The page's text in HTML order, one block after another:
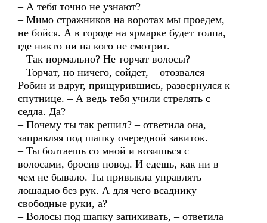
– А тебя точно не узнают?
– Мимо стражников на воротах мы проедем,
не бойся. А в городе на ярмарке будет толпа,
где никто ни на кого не смотрит.
– Так нормально? Не торчат волосы?
– Торчат, но ничего, сойдет, – отозвался
Робин и вдруг, прищурившись, развернулся к
спутнице. – А ведь тебя учили стрелять с
седла. Да?
– Почему ты так решил? – ответила она,
заправляя под шапку очередной завиток.
– Ты болтаешь со мной и возишься с
волосами, бросив повод. И едешь, как ни в
чем не бывало. Ты привыкла управлять
лошадью без рук. А для чего всаднику
свободные руки, а?
– Волосы под шапку запихивать, – ответила